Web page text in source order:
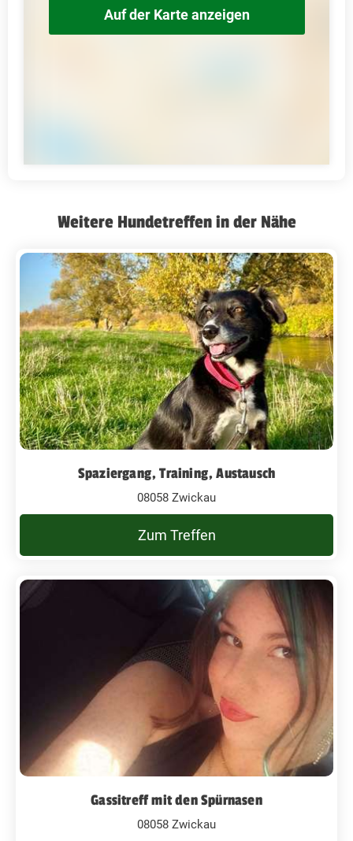
Auf der Karte anzeigen
Weitere Hundetreffen in der Nähe
Spaziergang, Training, Austausch
08058 Zwickau
Zum Treffen
Gassitreff mit den Spürnasen
08058 Zwickau